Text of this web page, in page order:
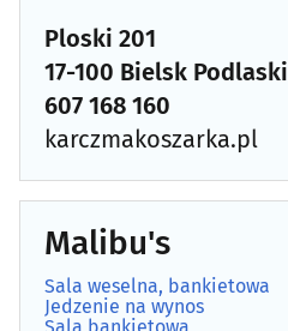
Ploski 201
17-100 Bielsk Podlaski
607 168 160
karczmakoszarka.pl
Malibu's
Sala weselna, bankietowa
Jedzenie na wynos
Sala bankietowa